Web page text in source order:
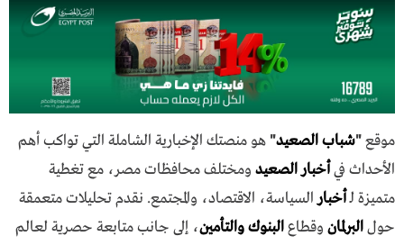
موقع"شباب الصعيد" هو منصتك الإخبارية الشاملة التي تواكب أهم
الأحداث فيأخبار الصعيد ومختلف محافظات مصر، مع تغطية
متميزة لـأخبارالسياسة، الاقتصاد، والمجتمع. نقدم تحليلات متعمقة
حولالبرلمان وقطاعالبنوك والتأمين، إلى جانب متابعة حصرية لعالم